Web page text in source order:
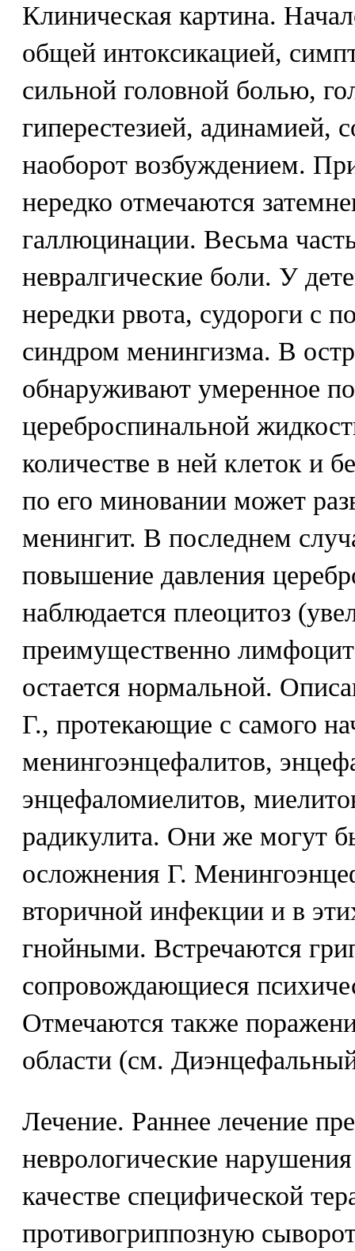
Клиническая картина.
общей интоксикацией,
сильной головной болью,
гиперестезией, адинамией,
наоборот возбуждением.
нередко отмечаются
галлюцинации. Весьма
невралгические боли. У
нередки рвота, судороги с
синдром менингизма. В
обнаруживают умеренное
цереброспинальной
количестве в ней клеток и
по его миновании может
менингит. В последнем
повышение давления
наблюдается плеоцитоз
преимущественно
остается нормальной.
Г., протекающие с самого
менингоэнцефалитов,
энцефаломиелитов,
радикулита. Они же могут
осложнения Г.
вторичной инфекции и в
гнойными. Встречаются
сопровождающиеся
Отмечаются также
области (см.
Лечение. Раннее лечение
неврологические
качестве специфической
противогриппозную